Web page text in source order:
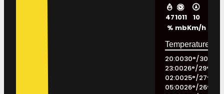
47
%
1011
mb
10
Km/h
20:0030°/30
23:0026°/29°
02:0025°/27°
05:0026°/26°